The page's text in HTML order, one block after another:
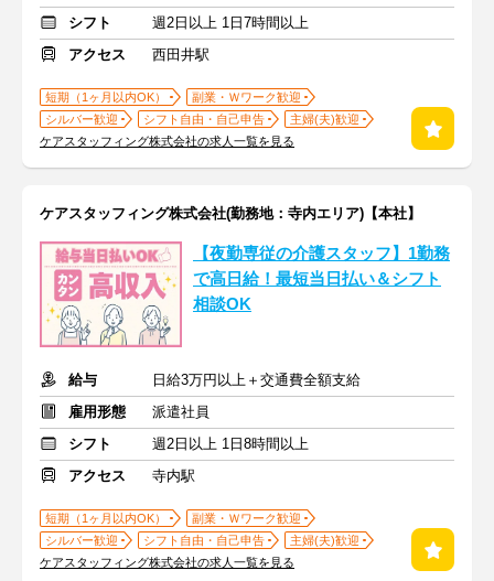
シフト
週2日以上 1日7時間以上
アクセス
西田井駅
短期（1ヶ月以内OK）
副業・Ｗワーク歓迎
シルバー歓迎
シフト自由・自己申告
主婦(夫)歓迎
ケアスタッフィング株式会社の求人一覧を見る
ケアスタッフィング株式会社(勤務地：寺内エリア)【本社】
【夜勤専従の介護スタッフ】1勤務
で高日給！最短当日払い＆シフト
相談OK
給与
日給3万円以上＋交通費全額支給
雇用形態
派遣社員
シフト
週2日以上 1日8時間以上
アクセス
寺内駅
短期（1ヶ月以内OK）
副業・Ｗワーク歓迎
シルバー歓迎
シフト自由・自己申告
主婦(夫)歓迎
ケアスタッフィング株式会社の求人一覧を見る